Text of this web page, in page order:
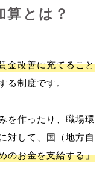
算とは？
金改善に充てること
る制度です。
を作ったり、職場環
対して、国（地方自
のお金を支給する」